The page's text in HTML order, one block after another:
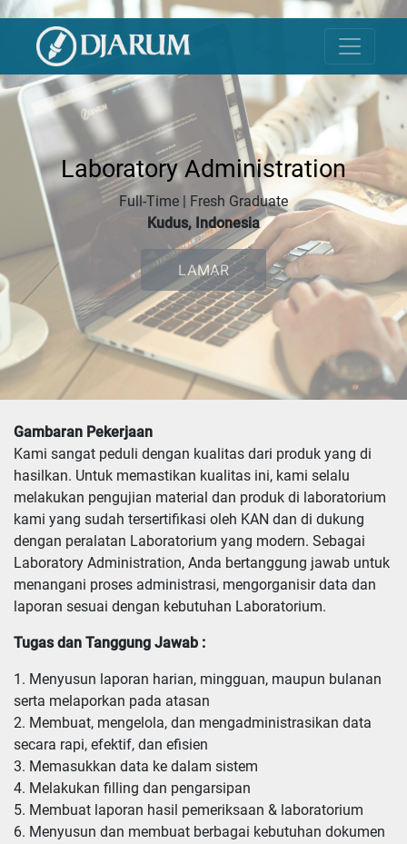
Laboratory Administration
Full-Time | Fresh Graduate
Kudus, Indonesia
LAMAR
Gambaran Pekerjaan
Kami sangat peduli dengan kualitas dari produk yang di
hasilkan. Untuk memastikan kualitas ini, kami selalu
melakukan pengujian material dan produk di laboratorium
kami yang sudah tersertifikasi oleh KAN dan di dukung
dengan peralatan Laboratorium yang modern. Sebagai
Laboratory Administration, Anda bertanggung jawab untuk
menangani proses administrasi, mengorganisir data dan
laporan sesuai dengan kebutuhan Laboratorium.
Tugas dan Tanggung Jawab :
1. Menyusun laporan harian, mingguan, maupun bulanan
serta melaporkan pada atasan
2. Membuat, mengelola, dan mengadministrasikan data
secara rapi, efektif, dan efisien
3. Memasukkan data ke dalam sistem
4. Melakukan filling dan pengarsipan
5. Membuat laporan hasil pemeriksaan & laboratorium
6. Menyusun dan membuat berbagai kebutuhan dokumen